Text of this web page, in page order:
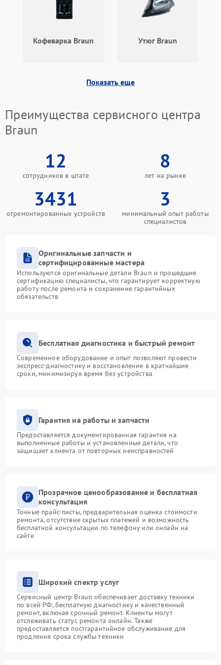
Кофеварка Braun Утюг Braun
Показать еще
Преимущества сервисного центра
Braun
12
сотрудников в штате
8
лет на рынке
3431
отремонтированных устройств
3
минимальный опыт работы
специалистов
Оригинальные запчасти и
сертифицированные мастера
Используются оригинальные детали Braun и прошедшие
сертификацию специалисты, что гарантирует корректную
работу после ремонта и сохранение гарантийных
обязательств
Бесплатная диагностика и быстрый ремонт
Современное оборудование и опыт позволяют провести
экспресс-диагностику и восстановление в кратчайшие
сроки, минимизируя время без устройства
Гарантия на работы и запчасти
Предоставляется документированная гарантия на
выполненные работы и установленные детали, что
защищает клиента от повторных неисправностей
Прозрачное ценообразование и бесплатная
консультация
Точные прайс-листы, предварительная оценка стоимости
ремонта, отсутствие скрытых платежей и возможность
бесплатной консультации по телефону или онлайн на
сайте
Широкий спектр услуг
Сервисный центр Braun обеспечивает доставку техники
по всей РФ, бесплатную диагностику и качественный
ремонт, включая срочный ремонт. Клиенты могут
отслеживать статус ремонта онлайн. Также
предоставляется постгарантийное обслуживание для
продления срока службы техники